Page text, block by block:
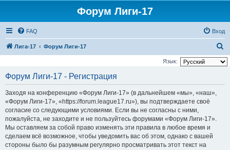
Форум Лиги-17
FAQ Вход
Лига-17 Форум Лиги-17
о
Язык:
Форум Лиги-17 - Регистрация
Заходя на конференцию «Форум Лиги-17» (в дальнейшем «мы», «наш»,
«Форум Лиги-17», «https://forum.league17.ru»), вы подтверждаете своё
согласие со следующими условиями. Если вы не согласны с ними,
пожалуйста, не заходите и не пользуйтесь форумами «Форум Лиги-17».
Мы оставляем за собой право изменять эти правила в любое время и
сделаем всё возможное, чтобы уведомить вас об этом, однако с вашей
стороны было бы разумным регулярно просматривать этот текст на